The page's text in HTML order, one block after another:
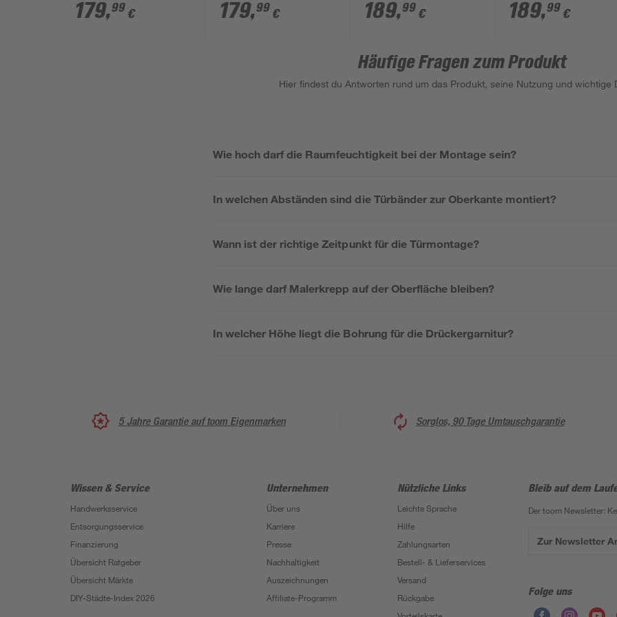
cm, Linksanschlag
179,99 €
cm, Rechtsanschlag
179,99 €
cm, Rechtsanschlag
189,99 €
cm, Linksanschlag
189,99 €
Häufige Fragen zum Produkt
Hier findest du Antworten rund um das Produkt, seine Nutzung und wichtige
Wie hoch darf die Raumfeuchtigkeit bei der Montage sein?
In welchen Abständen sind die Türbänder zur Oberkante montiert?
Wann ist der richtige Zeitpunkt für die Türmontage?
Wie lange darf Malerkrepp auf der Oberfläche bleiben?
In welcher Höhe liegt die Bohrung für die Drückergarnitur?
5 Jahre Garantie auf toom Eigenmarken Sorglos, 90 Tage Umtauschgarantie
Wissen & Service
Handwerksservice
Entsorgungsservice
Finanzierung
Übersicht Ratgeber
Übersicht Märkte
DIY-Städte-Index 2026
Unternehmen
Über uns
Karriere
Presse
Nachhaltigkeit
Auszeichnungen
Affiliate-Programm
Nützliche Links
Leichte Sprache
Hilfe
Zahlungsarten
Bestell- & Lieferservices
Versand
Rückgabe
Bleib auf dem
Der toom Newsletter:
Zur Newsletter
Folge uns